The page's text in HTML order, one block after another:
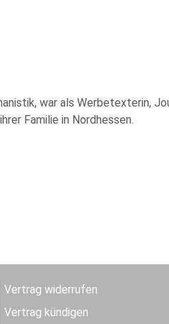
war als Werbetexterin,
Familie in Nordhessen.
Vertrag widerrufen
Vertrag kündigen